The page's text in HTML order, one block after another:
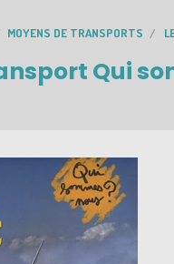
MOYENS DE TRANSPORTS
Qui